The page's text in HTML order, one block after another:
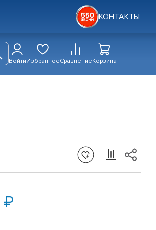
КОНТАКТЫ
ВойтиИзбранноеСравнениеКорзина